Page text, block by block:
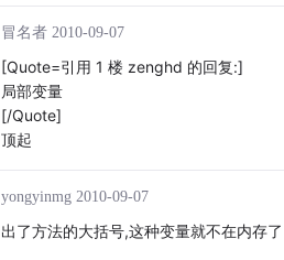
冒名者 2010-09-07
[Quote=引用 1 楼 zenghd 的回复:]
局部变量
[/Quote]
顶起
yongyinmg 2010-09-07
出了方法的大括号,这种变量就不在内存了